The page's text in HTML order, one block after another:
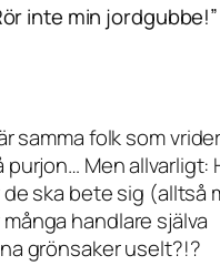
inte min jordgubbe!”
samma folk som
Men allvarligt:
ska bete sig (alltså
handlare själva
grönsaker uselt?!?